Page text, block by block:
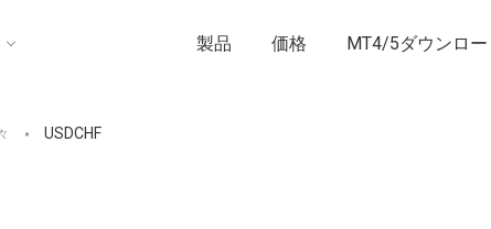
製品 価格 MT4/5ダウンロー
USDCHF